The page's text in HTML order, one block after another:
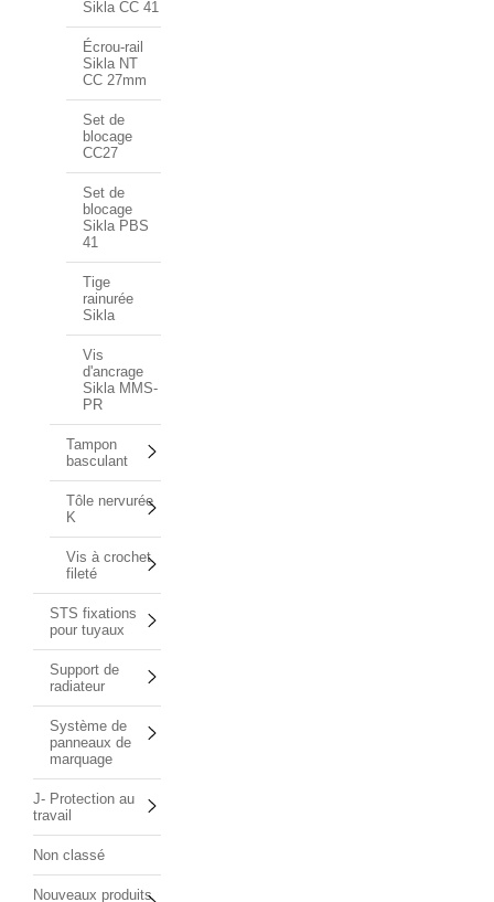
Sikla CC 41
Écrou-rail
Sikla NT
CC 27mm
Set de
blocage
CC27
Set de
blocage
Sikla PBS
41
Tige
rainurée
Sikla
Vis
d'ancrage
Sikla MMS-
PR
Tampon
basculant
Tôle nervurée
K
Vis à crochet
fileté
STS fixations
pour tuyaux
Support de
radiateur
Système de
panneaux de
marquage
J- Protection au
travail
Non classé
Nouveaux produits